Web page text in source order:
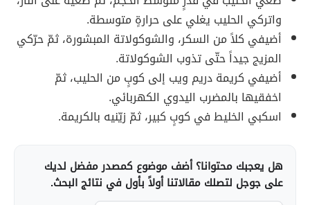
واتركي الحليب يغلي على حرارةٍ متوسطة.
أضيفي كلاً من السكر، والشوكولاتة المبشورة، ثمّ حرّكي
المزيج جيداً حتّى تذوب الشوكولاتة.
أضيفي كريمة دريم ويب إلى كوبٍ من الحليب، ثمّ
اخفقيها بالمضرب اليدوي الكهربائي.
اسكبي الخليط في كوبٍ كبير، ثمّ زيّنيه بالكريمة.
هل يعجبك محتوانا؟ أضف موضوع كمصدر مفضل لديك
على جوجل لتصلك مقالاتنا أولاً بأول في نتائج البحث.